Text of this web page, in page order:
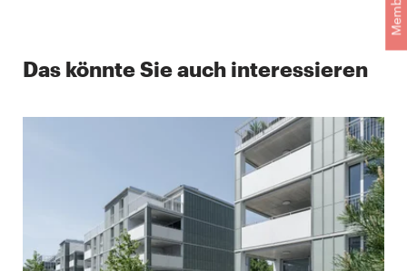
Das könnte Sie auch interessieren